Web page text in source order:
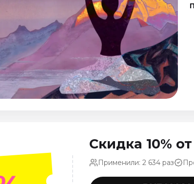
Скидка 10%
Применили: 2 634 раз